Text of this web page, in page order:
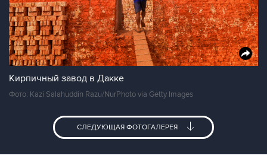
Кирпичный завод в Дакке
Фото: Kazi Salahuddin Razu/NurPhoto via Getty Images
СЛЕДУЮЩАЯ ФОТОГАЛЕРЕЯ